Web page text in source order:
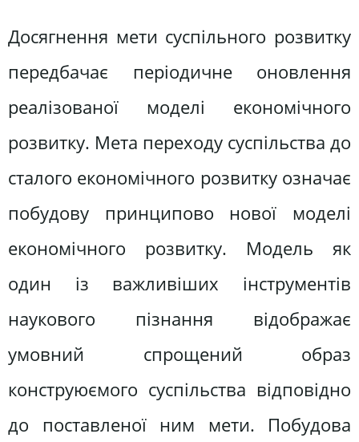
Досягнення мети суспільного розвитку
передбачає періодичне оновлення
реалізованої моделі економічного
розвитку. Мета переходу суспільства до
сталого економічного розвитку означає
побудову принципово нової моделі
економічного розвитку. Модель як
один із важливіших інструментів
наукового пізнання відображає
умовний спрощений образ
конструюємого суспільства відповідно
до поставленої ним мети. Побудова